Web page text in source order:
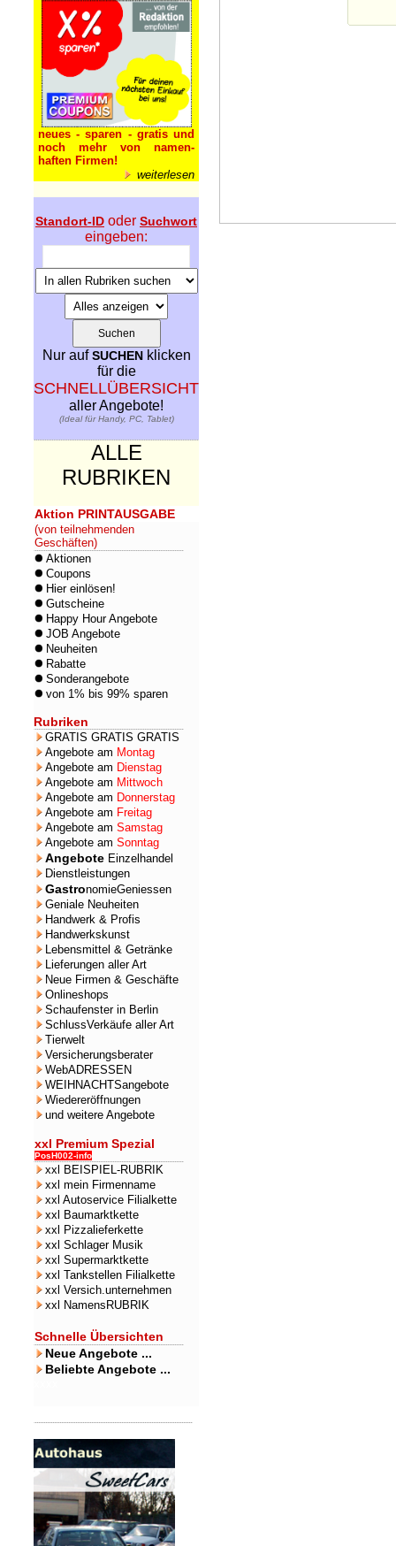
neues - sparen - gratis und
noch mehr von namen-
haften Firmen!
weiterlesen
Standort-ID oder Suchwort
eingeben:
Nur aufSUCHEN klicken
für die
SCHNELLÜBERSICHT
aller Angebote!
(Ideal für Handy, PC, Tablet)
ALLE
RUBRIKEN
Aktion PRINTAUSGABE
(von teilnehmenden
Geschäften)
Aktionen
Coupons
Hier einlösen!
Gutscheine
Happy Hour Angebote
JOB Angebote
Neuheiten
Rabatte
Sonderangebote
von 1% bis 99% sparen
Rubriken
GRATIS GRATIS GRATIS
Angebote am Montag
Angebote am Dienstag
Angebote am Mittwoch
Angebote am Donnerstag
Angebote am Freitag
Angebote am Samstag
Angebote am Sonntag
Angebote Einzelhandel
Dienstleistungen
GastronomieGeniessen
Geniale Neuheiten
Handwerk & Profis
Handwerkskunst
Lebensmittel & Getränke
Lieferungen aller Art
Neue Firmen & Geschäfte
Onlineshops
Schaufenster in Berlin
SchlussVerkäufe aller Art
Tierwelt
Versicherungsberater
WebADRESSEN
WEIHNACHTSangebote
Wiedereröffnungen
und weitere Angebote
xxl Premium Spezial
PosH002-info
xxl BEISPIEL-RUBRIK
xxl mein Firmenname
xxl Autoservice Filialkette
xxl Baumarktkette
xxl Pizzalieferkette
xxl Schlager Musik
xxl Supermarktkette
xxl Tankstellen Filialkette
xxl Versich.unternehmen
xxl NamensRUBRIK
Schnelle Übersichten
Neue Angebote ...
Beliebte Angebote ...